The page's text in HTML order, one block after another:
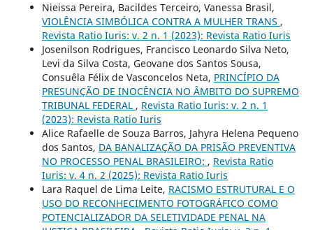
Nieissa Pereira, Bacildes Terceiro, Vanessa Brasil,
VIOLÊNCIA SIMBÓLICA CONTRA A MULHER TRANS ,
Revista Ratio Iuris: v. 2 n. 1 (2023): Revista Ratio Iuris
Josenilson Rodrigues, Francisco Leonardo Silva Neto,
Levi da Silva Costa, Geovane dos Santos Sousa,
Consuêla Félix de Vasconcelos Neta, PRINCÍPIO DA
PRESUNÇÃO DE INOCÊNCIA NO ÂMBITO DO SUPREMO
TRIBUNAL FEDERAL , Revista Ratio Iuris: v. 2 n. 1
(2023): Revista Ratio Iuris
Alice Rafaelle de Souza Barros, Jahyra Helena Pequeno
dos Santos, DA BANALIZAÇÃO DA PRISÃO PREVENTIVA
NO PROCESSO PENAL BRASILEIRO: , Revista Ratio
Iuris: v. 4 n. 2 (2025): Revista Ratio Iuris
Lara Raquel de Lima Leite, RACISMO ESTRUTURAL E O
USO DO RECONHECIMENTO FOTOGRÁFICO COMO
POTENCIALIZADOR DA SELETIVIDADE PENAL NA